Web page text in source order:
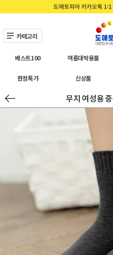
카테고리
베스트100 여름대박용품
한정특가 신상품
무지 여성용